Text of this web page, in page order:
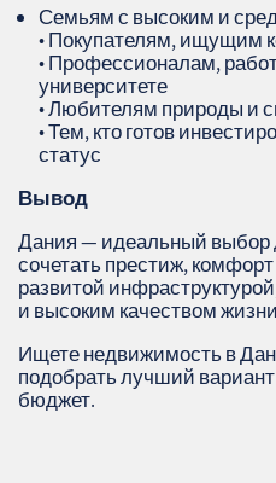
Семьям с высоким и
• Покупателям, ищущим
• Профессионалам,
университете
• Любителям природы и
• Тем, кто готов
статус
Вывод
Дания — идеальный выбор
сочетать престиж,
развитой
и высоким качеством
Ищете недвижимость в
подобрать лучший
бюджет.